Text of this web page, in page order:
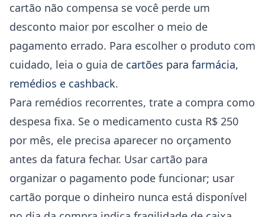
cartão não compensa se você perde um
desconto maior por escolher o meio de
pagamento errado. Para escolher o produto com
cuidado, leia o guia de cartões para farmácia,
remédios e cashback.
Para remédios recorrentes, trate a compra como
despesa fixa. Se o medicamento custa R$ 250
por mês, ele precisa aparecer no orçamento
antes da fatura fechar. Usar cartão para
organizar o pagamento pode funcionar; usar
cartão porque o dinheiro nunca está disponível